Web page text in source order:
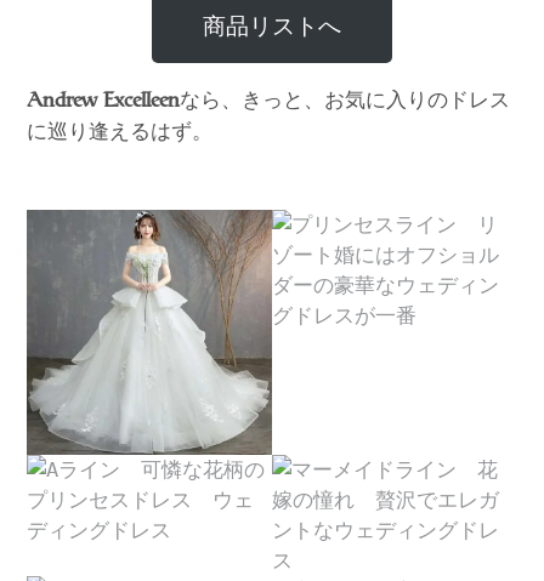
商品リストへ
Andrew Excelleenなら、きっと、お気に入りのドレス
に巡り逢えるはず。